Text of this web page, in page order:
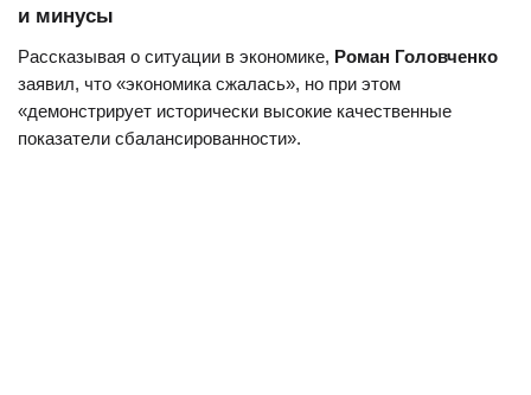
и минусы
Рассказывая о ситуации в экономике, Роман Головченко
заявил, что «экономика сжалась», но при этом
«демонстрирует исторически высокие качественные
показатели сбалансированности».